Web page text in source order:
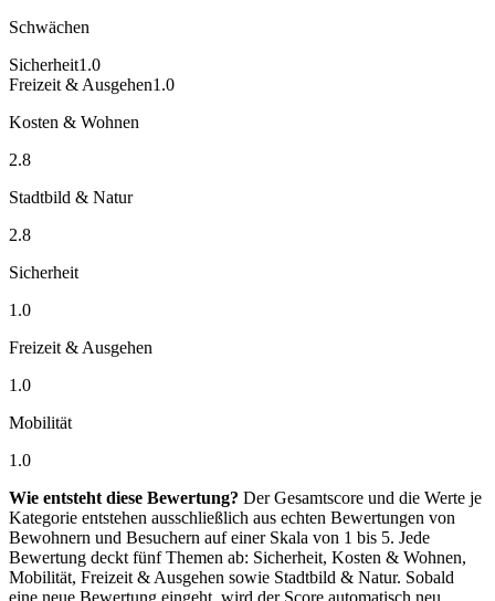
Schwächen
Sicherheit1.0
Freizeit & Ausgehen1.0
Kosten & Wohnen
2.8
Stadtbild & Natur
2.8
Sicherheit
1.0
Freizeit & Ausgehen
1.0
Mobilität
1.0
Wie entsteht diese Bewertung? Der Gesamtscore und die Werte je
Kategorie entstehen ausschließlich aus echten Bewertungen von
Bewohnern und Besuchern auf einer Skala von 1 bis 5. Jede
Bewertung deckt fünf Themen ab: Sicherheit, Kosten & Wohnen,
Mobilität, Freizeit & Ausgehen sowie Stadtbild & Natur. Sobald
eine neue Bewertung eingeht, wird der Score automatisch neu